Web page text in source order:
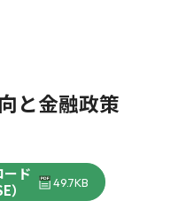
と金融政策
ード
）
49.7KB